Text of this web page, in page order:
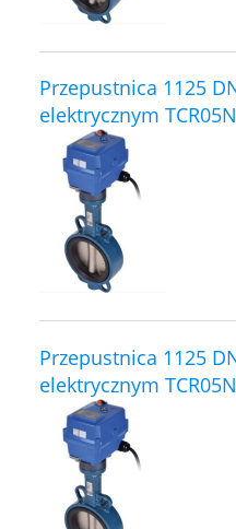
Przepustnica 1125
elektrycznym TCR05N
Przepustnica 1125
elektrycznym TCR05N